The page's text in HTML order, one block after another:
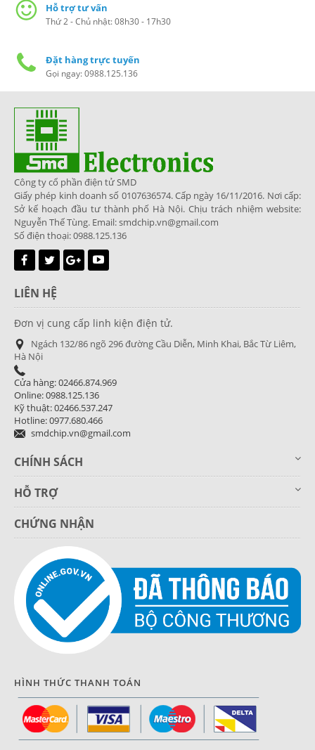
Hỗ trợ tư vấn
Thứ 2 - Chủ nhật: 08h30 - 17h30
Đặt hàng trực tuyến
Gọi ngay: 0988.125.136
Công ty cổ phần điện tử SMD
Giấy phép kinh doanh số 0107636574. Cấp ngày 16/11/2016. Nơi cấp:
Sở kế hoạch đầu tư thành phố Hà Nội. Chịu trách nhiệm website:
Nguyễn Thế Tùng. Email: smdchip.vn@gmail.com
Số điện thoại: 0988.125.136
LIÊN HỆ
Đơn vị cung cấp linh kiện điện tử.
Ngách 132/86 ngõ 296 đường Cầu Diễn, Minh Khai, Bắc Từ Liêm,
Hà Nội
Cửa hàng: 02466.874.969
Online: 0988.125.136
Kỹ thuật: 02466.537.247
Hotline: 0977.680.466
smdchip.vn@gmail.com
CHÍNH SÁCH
HỖ TRỢ
CHỨNG NHẬN
HÌNH THỨC THANH TOÁN